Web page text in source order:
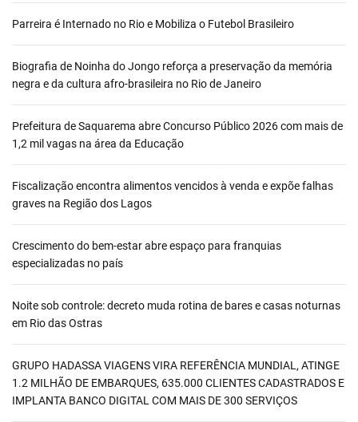
Parreira é Internado no Rio e Mobiliza o Futebol Brasileiro
Biografia de Noinha do Jongo reforça a preservação da memória
negra e da cultura afro-brasileira no Rio de Janeiro
Prefeitura de Saquarema abre Concurso Público 2026 com mais de
1,2 mil vagas na área da Educação
Fiscalização encontra alimentos vencidos à venda e expõe falhas
graves na Região dos Lagos
Crescimento do bem-estar abre espaço para franquias
especializadas no país
Noite sob controle: decreto muda rotina de bares e casas noturnas
em Rio das Ostras
GRUPO HADASSA VIAGENS VIRA REFERÊNCIA MUNDIAL, ATINGE
1.2 MILHÃO DE EMBARQUES, 635.000 CLIENTES CADASTRADOS E
IMPLANTA BANCO DIGITAL COM MAIS DE 300 SERVIÇOS